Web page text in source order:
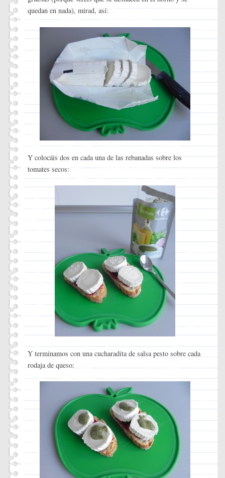
quedan en nada), mirad, así:
Y colocáis dos en cada una de las rebanadas sobre los
tomates secos:
Y terminamos con una cucharadita de salsa pesto sobre cada
rodaja de queso: